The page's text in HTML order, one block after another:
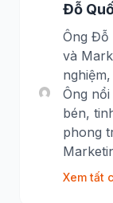
Đỗ
Ông Đỗ
và
Ông
bén,
phong
Xem tất